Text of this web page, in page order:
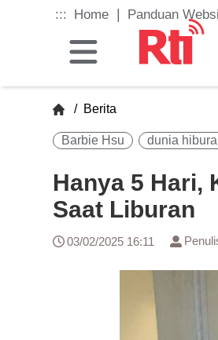
::: Home Panduan
/ Berita
Barbie Hsu dunia
Hanya 5 Hari,
Saat Liburan
03/02/2025 16:11